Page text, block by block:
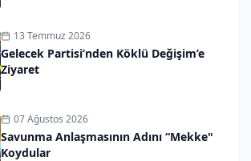
13 Temmuz 2026
Gelecek Partisi’nden Köklü Değişim’e
Ziyaret
07 Ağustos 2026
Savunma Anlaşmasının Adını “Mekke"
Koydular